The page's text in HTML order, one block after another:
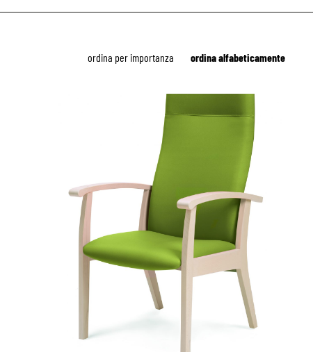
ordina alfabeticamente
ordina per importanza